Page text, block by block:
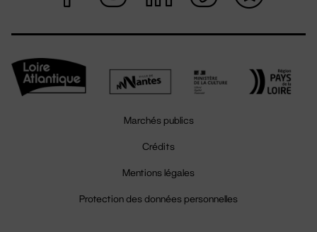
Marchés publics
Crédits
Mentions légales
Protection des données personnelles